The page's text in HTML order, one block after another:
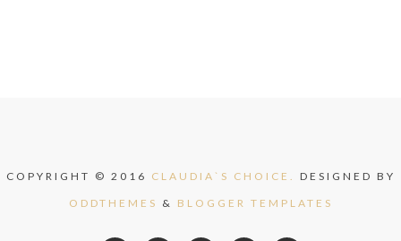
COPYRIGHT © 2016 CLAUDIA`S CHOICE.
DESIGNED BY
ODDTHEMES & BLOGGER TEMPLATES